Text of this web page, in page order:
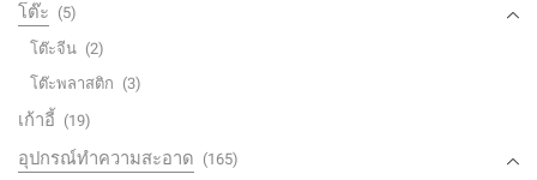
โต๊ะ (5)
โต๊ะจีน (2)
โต๊ะพลาสติก (3)
เก้าอี้ (19)
อุปกรณ์ทำความสะอาด (165)